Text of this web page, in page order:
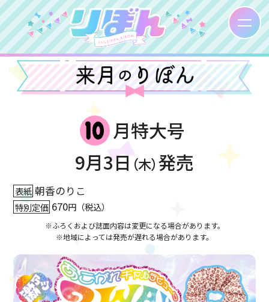
月特大号
9月3日 （木）発売
表紙 朝香のりこ
特別定価 670円（税込）
※ふろくおよび誌面内容は変更になる場合があります。
※地域によっては発売が遅れる場合があります。